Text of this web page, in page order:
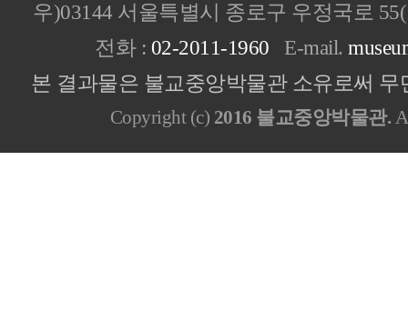
우)03144 서울특별시 종로구 우정국로
전화 : 02-2011-1960 E-mail.
본 결과물은 불교중앙박물관 소유로써
Copyright (c) 2016 불교중앙박물관.